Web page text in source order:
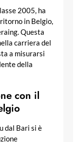
2005, ha
in Belgio,
Questa
carriera del
a misurarsi
della
con il
dal Bari si è